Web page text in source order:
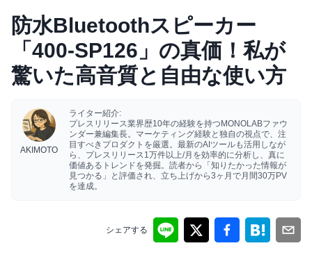
防水Bluetoothスピーカー
「400-SP126」の真価！私が
驚いた高音質と自由な使い方
AKIMOTO
ライター紹介:
プレスリリース業界歴10年の経験を持つMONOLABファウ
ンダー兼編集長。マーケティング経験と独自の視点で、注
目すべきプロダクトを厳選。最新のAIツールも活用しなが
ら、プレスリリース1万件以上/月を効率的に分析し、真に
価値あるトレンドを発掘。読者から「知りたかった情報が
見つかる」と評価され、立ち上げから3ヶ月で月間30万PV
を達成。
シェアする